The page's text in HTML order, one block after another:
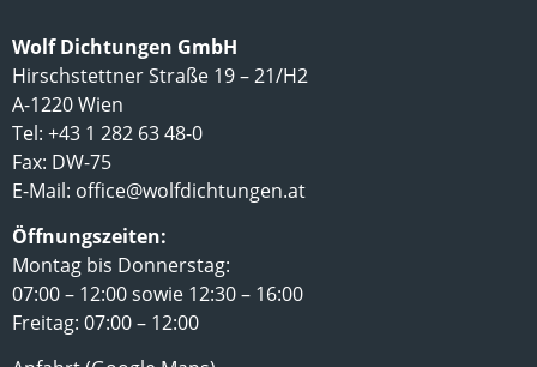
Wolf Dichtungen GmbH
Hirschstettner Straße 19 – 21/H2
A-1220 Wien
Tel: +43 1 282 63 48-0
Fax: DW-75
E-Mail: office@wolfdichtungen.at
Öffnungszeiten:
Montag bis Donnerstag:
07:00 – 12:00 sowie 12:30 – 16:00
Freitag: 07:00 – 12:00